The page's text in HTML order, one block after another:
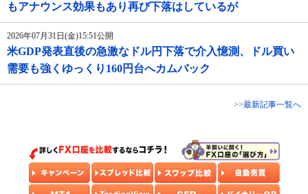
もアナウンス効果もあり再び下落はしているが
2026年07月31日(金)15:51公開
米GDP発表直後の急激なドル円下落で介入憶測、ドル買い
需要も強くゆっくり160円台へカムバック
>>最新記事一覧へ